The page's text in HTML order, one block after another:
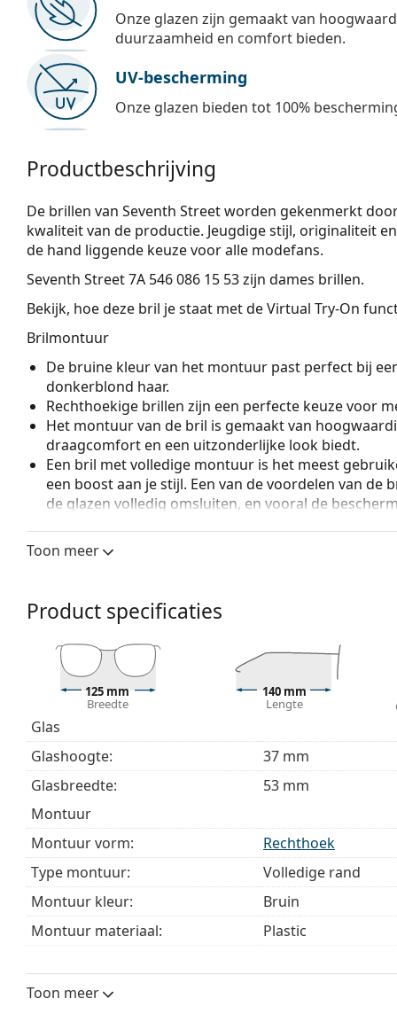
Onze glazen zijn gemaakt van
duurzaamheid en comfort bieden.
UV-bescherming
Onze glazen bieden tot 100%
Productbeschrijving
De brillen van Seventh Street worden gekenmerkt
kwaliteit van de productie. Jeugdige stijl, originaliteit
de hand liggende keuze voor alle modefans.
Seventh Street 7A 546 086 15 53zijn dames brillen.
Bekijk, hoe deze bril je staat met de Virtual Try-On
Brilmontuur
De bruine kleur van het montuur past perfect bij
donkerblond haar.
Rechthoekige brillen zijn een perfecte keuze voor
Het montuur van de bril is gemaakt van
draagcomfort en een uitzonderlijke look biedt.
Een bril met volledige montuur is het meest
een boost aan je stijl. Een van de voordelen van
de glazen volledig omsluiten, en vooral de
Accessoires
Bekijk het volledige assortiment
bij het kiezen.
Het is een medisch hulpmiddel. Lees de instructies
Toon meer
Product specificaties
125 mm
Breedte
140 mm
Lengte
Glas
Glashoogte:
37 mm
Glasbreedte:
53 mm
montuur
Montuur vorm:
Rechthoek
Type montuur:
Volledige rand
Montuur kleur:
Bruin
Montuur materiaal:
Plastic
Breedte:
Toon meer